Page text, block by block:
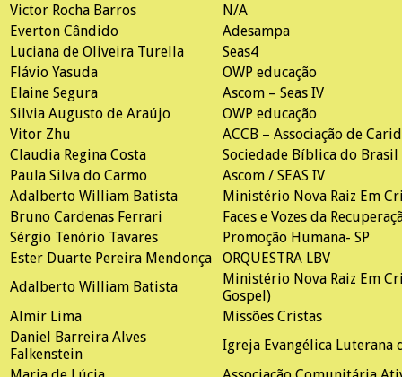
Victor Rocha Barros
N/A
Everton Cândido
Adesampa
Luciana de Oliveira Turella
Seas4
Flávio Yasuda
OWP educação
Elaine Segura
Ascom – Seas IV
Silvia Augusto de Araújo
OWP educação
Vitor Zhu
ACCB – Associação de
Claudia Regina Costa
Sociedade Bíblica do Brasil
Paula Silva do Carmo
Ascom / SEAS IV
Adalberto William Batista
Ministério Nova Raiz Em
Bruno Cardenas Ferrari
Faces e Vozes da
Sérgio Tenório Tavares
Promoção Humana- SP
Ester Duarte Pereira Mendonça
ORQUESTRA LBV
Adalberto William Batista
Ministério Nova Raiz Em
Gospel)
Almir Lima
Missões Cristas
Daniel Barreira Alves
Falkenstein
Igreja Evangélica Luterana